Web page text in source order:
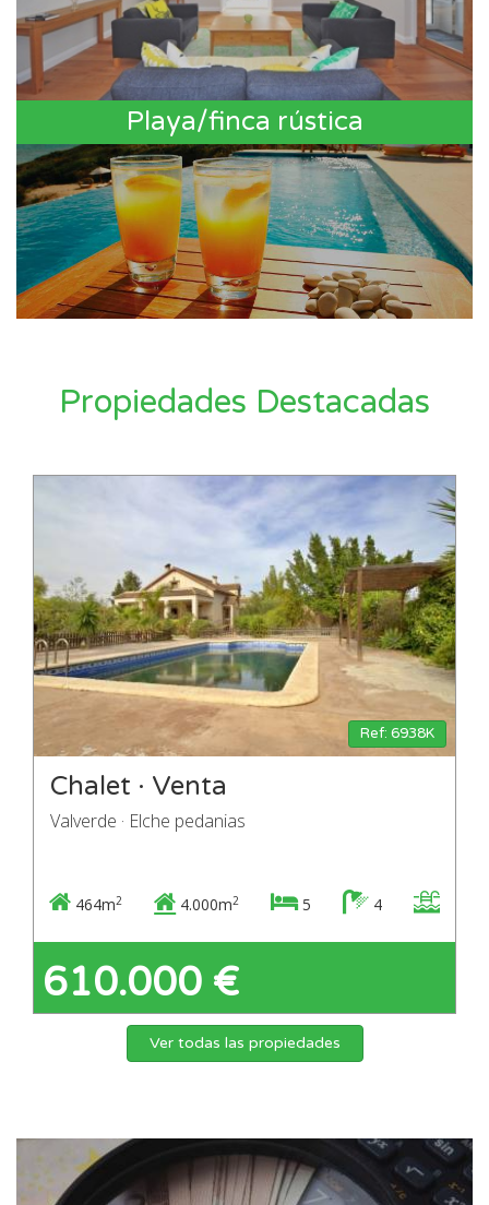
Playa/finca rústica
Propiedades Destacadas
Ref: 6938K
Chalet · Venta
Valverde · Elche pedanias
464m2 4.000m2 5 4
610.000 €
Ver todas las propiedades